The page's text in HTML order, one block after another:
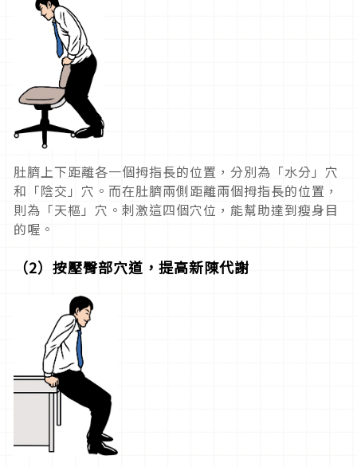
肚臍上下距離各一個拇指長的位置，分別為「水分」穴
和「陰交」穴。而在肚臍兩側距離兩個拇指長的位置，
則為「天樞」穴。刺激這四個穴位，能幫助達到瘦身目
的喔。
（2）按壓臀部穴道，提高新陳代謝